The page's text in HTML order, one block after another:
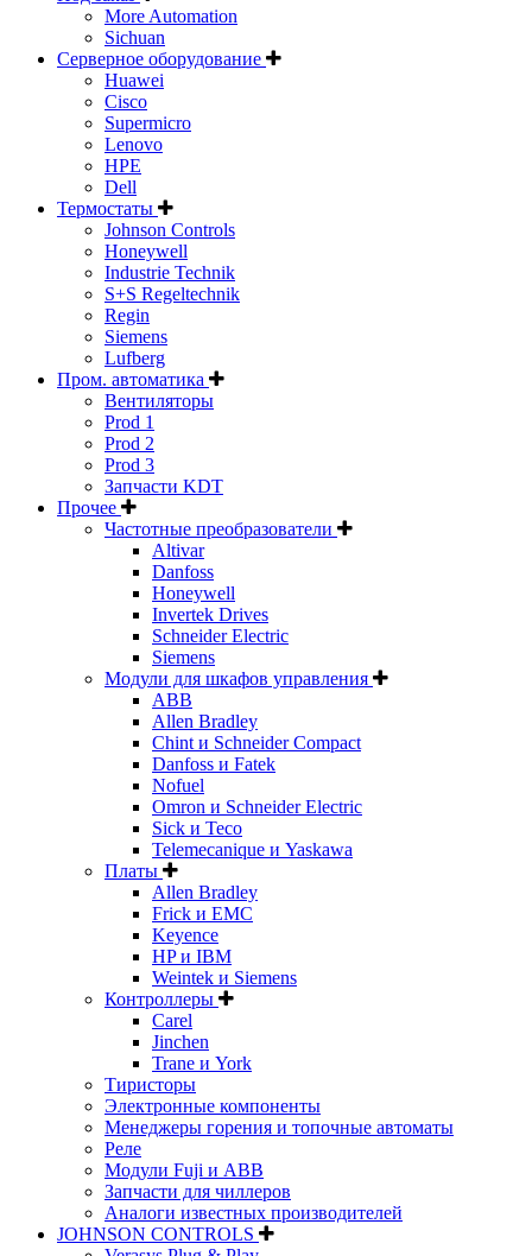
More Automation
Sichuan
Серверное оборудование
Huawei
Cisco
Supermicro
Lenovo
HPE
Dell
Термостаты
Johnson Controls
Honeywell
Industrie Technik
S+S Regeltechnik
Regin
Siemens
Lufberg
Пром. автоматика
Вентиляторы
Prod 1
Prod 2
Prod 3
Запчасти KDT
Прочее
Частотные преобразователи
Altivar
Danfoss
Honeywell
Invertek Drives
Schneider Electric
Siemens
Модули для шкафов управления
ABB
Allen Bradley
Chint и Schneider Compact
Danfoss и Fatek
Nofuel
Omron и Schneider Electric
Sick и Teco
Telemecanique и Yaskawa
Платы
Allen Bradley
Frick и EMC
Keyence
HP и IBM
Weintek и Siemens
Контроллеры
Carel
Jinchen
Trane и York
Тиристоры
Электронные компоненты
Менеджеры горения и топочные автоматы
Реле
Модули Fuji и ABB
Запчасти для чиллеров
Аналоги известных производителей
JOHNSON CONTROLS